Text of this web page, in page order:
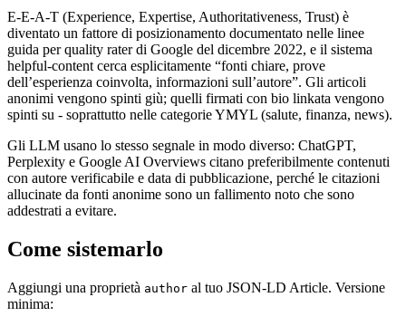
E-E-A-T (Experience, Expertise, Authoritativeness, Trust) è
diventato un fattore di posizionamento documentato nelle linee
guida per quality rater di Google del dicembre 2022, e il sistema
helpful-content cerca esplicitamente “fonti chiare, prove
dell’esperienza coinvolta, informazioni sull’autore”. Gli articoli
anonimi vengono spinti giù; quelli firmati con bio linkata vengono
spinti su - soprattutto nelle categorie YMYL (salute, finanza, news).
Gli LLM usano lo stesso segnale in modo diverso: ChatGPT,
Perplexity e Google AI Overviews citano preferibilmente contenuti
con autore verificabile e data di pubblicazione, perché le citazioni
allucinate da fonti anonime sono un fallimento noto che sono
addestrati a evitare.
Come sistemarlo
Aggiungi una proprietà author al tuo JSON-LD Article. Versione
minima: